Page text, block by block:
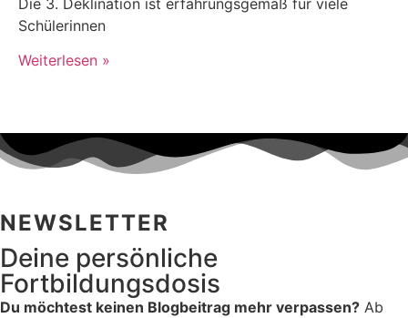
Schülerinnen
Weiterlesen »
NEWSLETTER
Deine persönliche
Fortbildungsdosis
Du möchtest keinen Blogbeitrag mehr verpassen? Ab